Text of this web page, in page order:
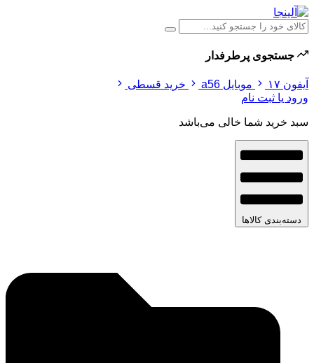
جستجوی پرطرفدار
آیفون ۱۷ موبایل a56
خرید قسطی
ورود یا ثبت نام
سبد خرید شما خالی می‌باشد
دسته‌بندی کالاها